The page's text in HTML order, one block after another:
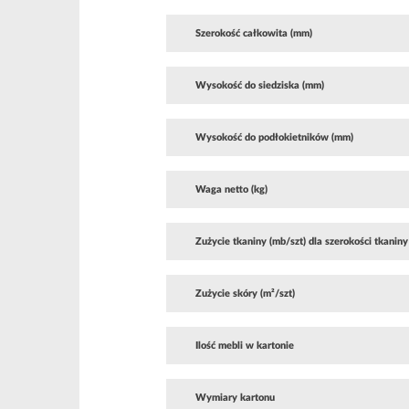
Szerokość całkowita (mm)
Wysokość do siedziska (mm)
Wysokość do podłokietników (mm)
Waga netto (kg)
Zużycie tkaniny (mb/szt) dla szerokości
Zużycie skóry (m²/szt)
Ilość mebli w kartonie
Wymiary kartonu